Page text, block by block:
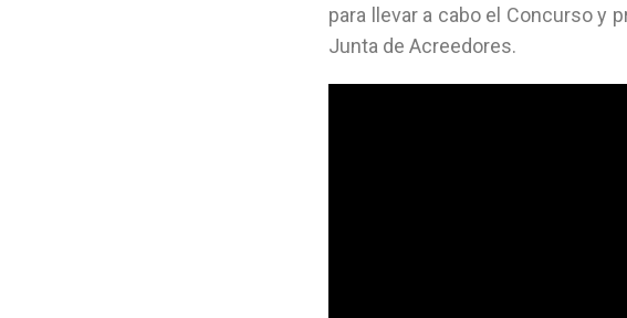
para llevar a cabo el Concurso y
Junta de Acreedores.